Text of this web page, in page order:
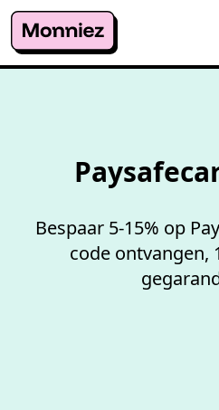
Bespaar 5-15% op
code ontvangen,